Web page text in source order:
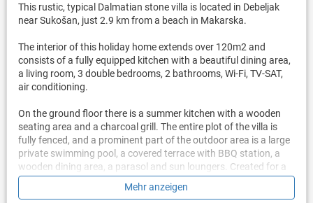
This rustic, typical Dalmatian stone villa is located in Debeljak
near Sukošan, just 2.9 km from a beach in Makarska.
The interior of this holiday home extends over 120m2 and
consists of a fully equipped kitchen with a beautiful dining area,
a living room, 3 double bedrooms, 2 bathrooms, Wi-Fi, TV-SAT,
air conditioning.
On the ground floor there is a summer kitchen with a wooden
seating area and a charcoal grill. The entire plot of the villa is
fully fenced, and a prominent part of the outdoor area is a large
private swimming pool, a covered terrace with BBQ station, a
wooden dining area, a parasol and sun loungers. Created for a
family or friends who want to enjoy peace and nature.
Mehr anzeigen